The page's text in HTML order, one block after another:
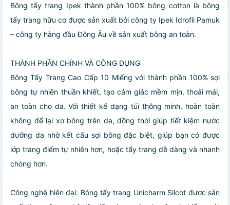
Bông tẩy trang Ipek thành phần 100% bông cotton là bông
tẩy trang hữu cơ được sản xuất bởi công ty Ipek Idrofil Pamuk
– công ty hàng đầu Đông Âu về sản xuất bông an toàn.
THÀNH PHẦN CHÍNH VÀ CÔNG DỤNG
Bông Tẩy Trang Cao Cấp 10 Miếng với thành phần 100% sợi
bông tự nhiên thuần khiết, tạo cảm giác mềm mịn, thoải mái,
an toàn cho da. Với thiết kế dạng túi thông minh, hoàn toàn
không để lại xơ bông trên da, đồng thời giúp tiết kiệm nước
dưỡng da nhờ kết cấu sợi bông đặc biệt, giúp bạn có được
lớp trang điểm tự nhiên hơn, hoặc tẩy trang dễ dàng và nhanh
chóng hơn.
Công nghệ hiện đại: Bông tẩy trang Unicharm Silcot được sản